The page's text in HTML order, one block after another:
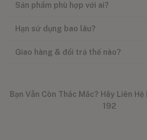
Sản phẩm phù hợp với ai?
Hạn sử dụng bao lâu?
Giao hàng & đổi trả thế nào?
Bạn Vẫn Còn Thắc Mắc? Hãy Liên
192